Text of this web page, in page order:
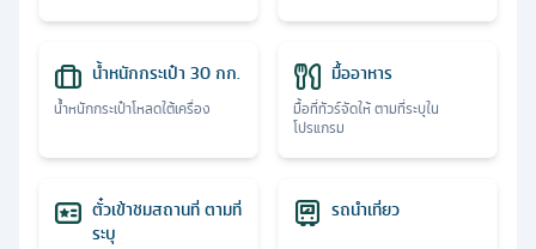
น้ำหนักกระเป๋า 30 กก.
น้ำหนักกระเป๋าโหลดใต้เครื่อง
มื้ออาหาร
มื้อที่ทัวร์จัดให้ ตามที่ระบุใน
โปรแกรม
ตั๋วเข้าชมสถานที่ ตามที่
ระบุ
รถนำเที่ยว